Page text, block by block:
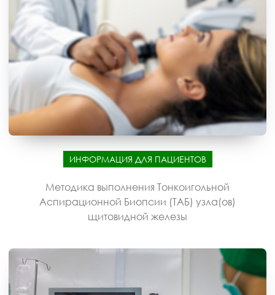
ИНФОРМАЦИЯ ДЛЯ ПАЦИЕНТОВ
Методика выполнения Тонкоигольной
Аспирационной Биопсии (ТАБ) узла(ов)
щитовидной железы